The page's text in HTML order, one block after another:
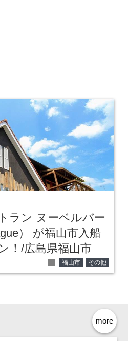
ラン ヌーベルバー
） が福山市入船
！/広島県福山市
folder 福山市 その他
more